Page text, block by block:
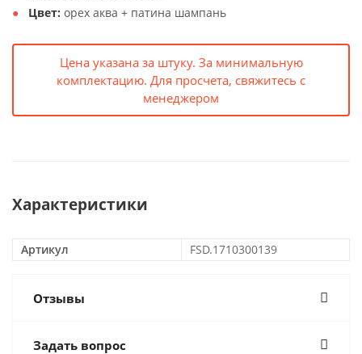
Цвет: орех аква + патина шампань
Цена указана за штуку. За минимальную
комплектацию. Для просчета, свяжитесь с
менеджером
Характеристики
Артикул FSD.1710300139
Отзывы
Задать вопрос